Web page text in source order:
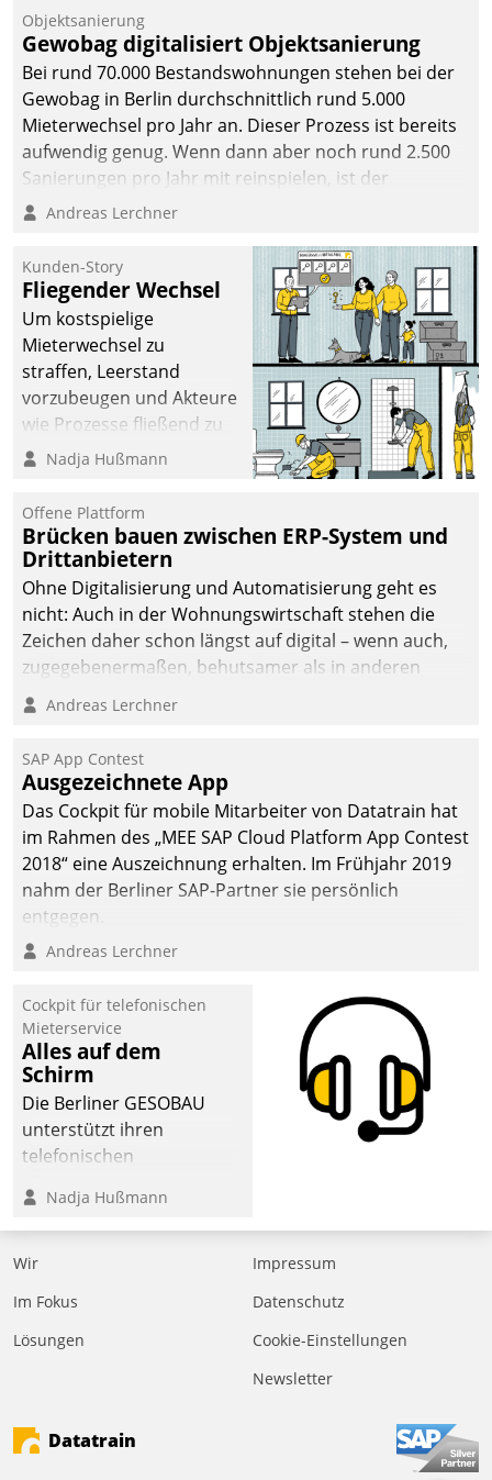
Objektsanierung
Gewobag digitalisiert Objektsanierung
Bei rund 70.000 Bestandswohnungen stehen bei der
Gewobag in Berlin durchschnittlich rund 5.000
Mieterwechsel pro Jahr an. Dieser Prozess ist bereits
aufwendig genug. Wenn dann aber noch rund 2.500
Sanierungen pro Jahr mit reinspielen, ist der
Betreuungs- und Organisationsaufwand immens. Im
kommunale Wohnungsbauunternehmen daher
gemeinsam mit der Berliner Datatrain GmbH den
Teilprozess der Objektsanierung digitalisiert.
Andreas Lerchner
Kunden-Story
Fliegender Wechsel
Um kostspielige
Mieterwechsel zu
straffen, Leerstand
vorzubeugen und Akteure
wie Prozesse fließend zu
vernetzen, nutzt die
Jahresbeginn eine
Überblick, Einsicht und
Eingriff bietende Lösung.
Zur Entwicklung setzte
man auf
Cloudtechnologie,
bewährte und Startup-
agile Projektmethoden.
Nadja Hußmann
Offene Plattform
Brücken bauen zwischen ERP-System und
Drittanbietern
Ohne Digitalisierung und Automatisierung geht es
nicht: Auch in der Wohnungswirtschaft stehen die
Zeichen daher schon längst auf digital – wenn auch,
zugegebenermaßen, behutsamer als in anderen
Branchen.
Andreas Lerchner
SAP App Contest
Ausgezeichnete App
Das Cockpit für mobile Mitarbeiter von Datatrain hat
im Rahmen des „MEE SAP Cloud Platform App Contest
2018“ eine Auszeichnung erhalten. Im Frühjahr 2019
nahm der Berliner SAP-Partner sie persönlich
entgegen.
Andreas Lerchner
Cockpit für telefonischen
Mieterservice
Alles auf dem
Schirm
Die Berliner GESOBAU
unterstützt ihren
telefonischen
digitalen Cockpit, das
situationsbezogen
passende Fragen und
Eine intuitive
Dialogführung ermöglicht
effizienter zu bearbeiten.
Nadja Hußmann
Wir
Im Fokus
Lösungen
Impressum
Datenschutz
Cookie-Einstellungen
Newsletter
Datatrain